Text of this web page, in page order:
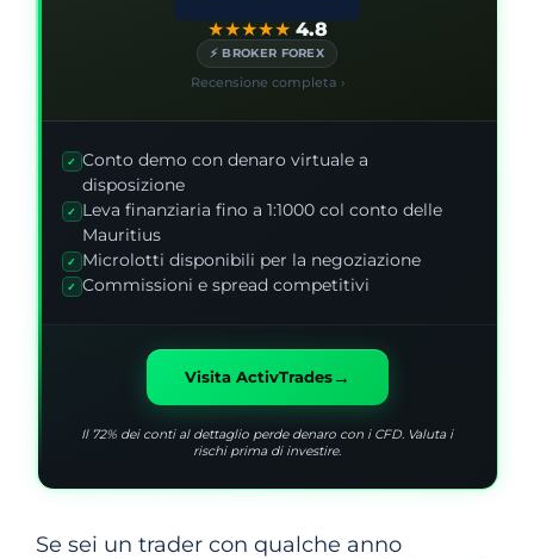
★★★★★ 4.8
⚡ BROKER FOREX
Recensione completa ›
✓ Conto demo con denaro virtuale a
disposizione
✓ Leva finanziaria fino a 1:1000 col conto delle
Mauritius
✓ Microlotti disponibili per la negoziazione
✓ Commissioni e spread competitivi
Visita ActivTrades→
Il 72% dei conti al dettaglio perde denaro con i CFD. Valuta i
rischi prima di investire.
Se sei un trader con qualche anno